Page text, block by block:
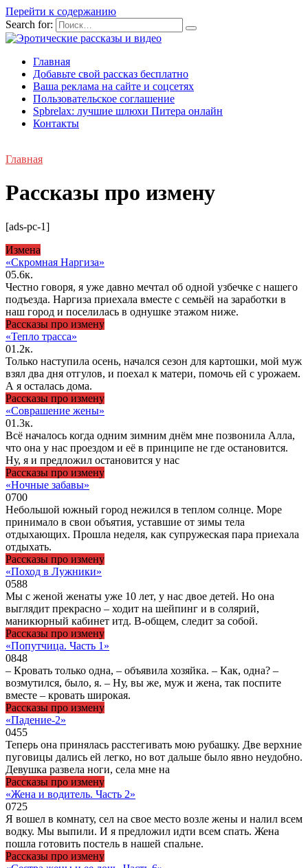
Перейти к содержанию
Search for:
Главная
Добавьте свой рассказ бесплатно
Ваша реклама на сайте и соцсетях
Пользовательское соглашение
Spbrelax: лучшие шлюхи Питера онлайн
Контакты
Главная
Рассказы про измену
[ads-pc-1]
Измена
«Скромная Наргиза»
05.6к.
Честно говоря, я уже давно мечтал об одной узбечке с нашего
подъезда. Наргиза приехала вместе с семьёй на заработки в
наш город и поселилась в однушке этажом ниже.
Рассказы про измену
«Тепло трасса»
01.2к.
Только наступила осень, начался сезон для картошки, мой муж
взял два дня отгулов, и поехал к матери, помочь ей с урожаем.
А я осталась дома.
Рассказы про измену
«Соврашение жены»
01.3к.
Всё началось когда одним зимним днём мне позвонила Алла,
что она у нас проездом и её в принципе не где остановится.
Ну, я и предложил остановится у нас
Рассказы про измену
«Ночные забавы»
0700
Небольшой южный город нежился в теплом солнце. Море
принимало в свои объятия, уставшие от зимы тела
отдыхающих. Прошла неделя, как супружеская пара приехала
отдыхать.
Рассказы про измену
«Поход в Лужники»
0588
Мы с женой женаты уже 10 лет, у нас двое детей. Но она
выглядит прекрасно – ходит на шейпинг и в солярий,
маникюрный кабинет итд. В-общем, следит за собой.
Рассказы про измену
«Попутчица. Часть 1»
0848
– Кровать только одна, – объявила хозяйка. – Как, одна? –
возмутился, было, я. – Ну, вы же, муж и жена, так поспите
вместе – кровать широкая.
Рассказы про измену
«Падение-2»
0455
Теперь она принялась расстегивать мою рубашку. Две верхние
пуговицы дались ей легко, но вот дальше было явно неудобно.
Девушка развела ноги, села мне на
Рассказы про измену
«Жена и водитель. Часть 2»
0725
Я вошел в комнату, сел на свое место возле жены и налил всем
водку. Мы выпили. И я предложил идти всем спать. Жена
пошла готовить постель в нашей спальне.
Рассказы про измену